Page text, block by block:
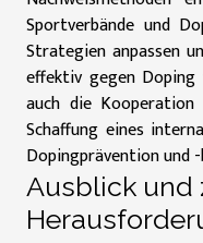
Sportverbände und
Strategien anpassen
effektiv gegen
auch die
Schaffung eines
Dopingprävention und
Ausblick und